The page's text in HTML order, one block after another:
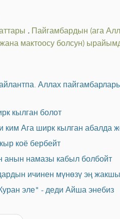
.Пайгамбардын (ага
мактоосу болсун)
Аллах
кылган болот
Ага ширк кылган абалда
коё бербейт
анын намазы кабыл болбойт
ичинен мүнөзү эң
эле" - деди Айша энебиз